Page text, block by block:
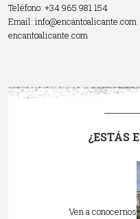
Teléfono: +34 965 981 154
Email: info@encantoalicante.com
encantoalicante.com
¿ESTÁS
Ven a conocernos